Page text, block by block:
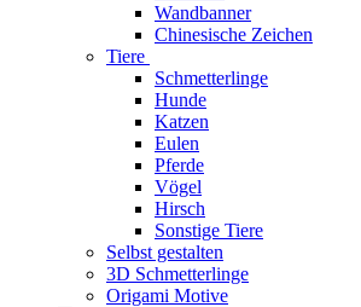
Wandbanner
Chinesische Zeichen
Tiere
Schmetterlinge
Hunde
Katzen
Eulen
Pferde
Vögel
Hirsch
Sonstige Tiere
Selbst gestalten
3D Schmetterlinge
Origami Motive